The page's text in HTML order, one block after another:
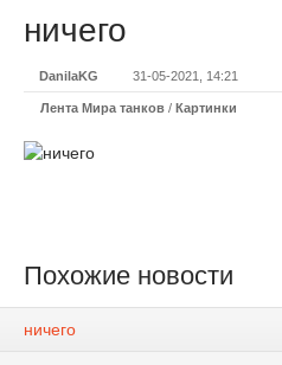
ничего
DanilaKG 31-05-2021, 14:21
Лента Мира танков / Картинки
Похожие новости
ничего